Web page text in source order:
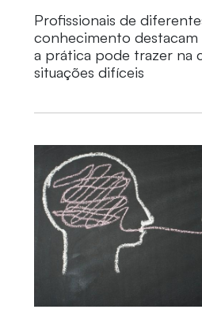
Profissionais de
conhecimento
a prática pode trazer na
situações difíceis